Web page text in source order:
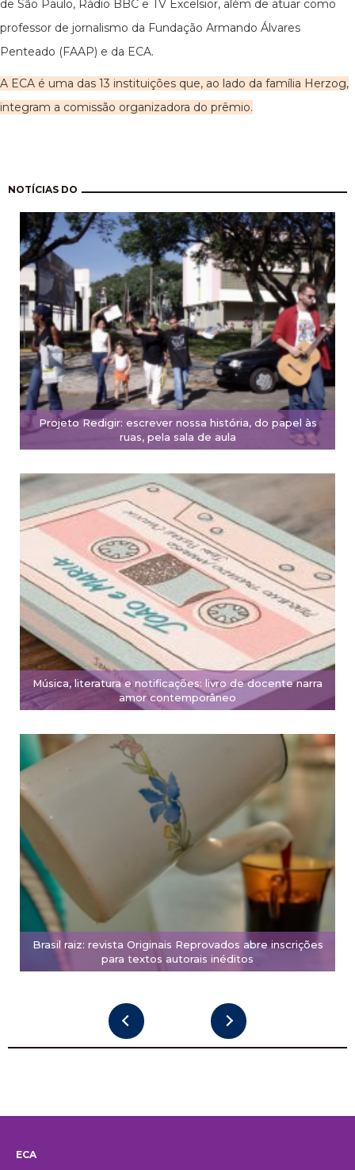
de São Paulo, Rádio BBC e TV Excelsior, além de atuar como
professor de jornalismo da Fundação Armando Álvares
Penteado (FAAP) e da ECA.
A ECA é uma das 13 instituições que, ao lado da família Herzog,
integram a comissão organizadora do prêmio.
NOTÍCIAS DO
Projeto Redigir: escrever nossa história, do papel às
ruas, pela sala de aula
Música, literatura e notificações: livro de docente narra
amor contemporâneo
Brasil raiz: revista Originais Reprovados abre inscrições
para textos autorais inéditos
Paginação
ECA